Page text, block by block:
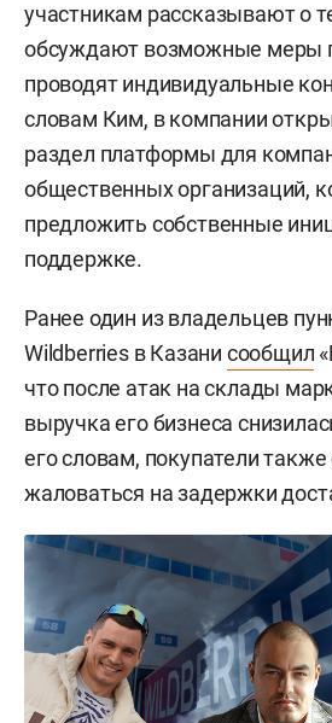
участникам рассказывают о
обсуждают возможные меры
проводят индивидуальные
словам Ким, в компании
раздел платформы для
общественных организаций,
предложить собственные
поддержке.
Ранее один из владельцев
Wildberries в Казани сообщил
что после атак на склады
выручка его бизнеса
его словам, покупатели
жаловаться на задержки